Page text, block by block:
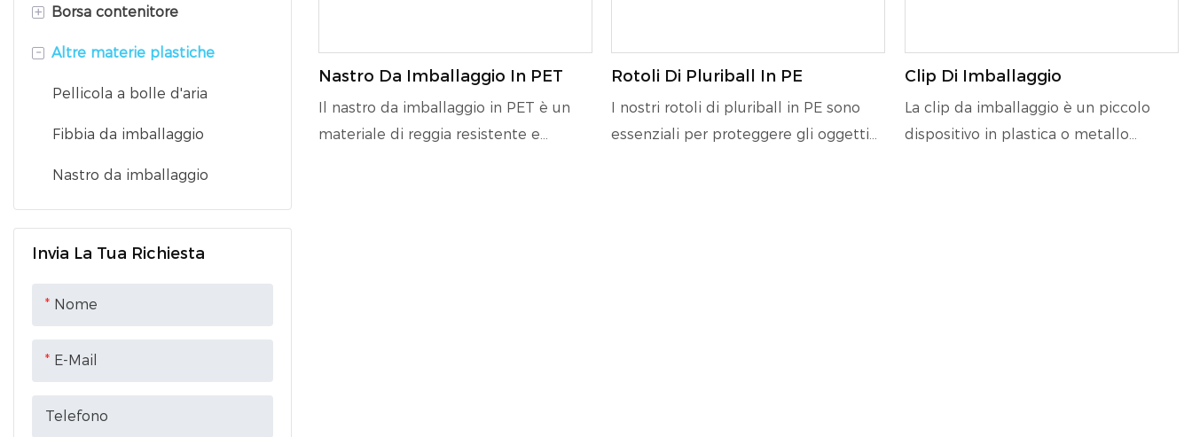
Borsa composita
Borsa in tessuto non tessuto
+ Borsa contenitore
Serbatoio flessibile
Sacco per rivestimento
- Altre materie plastiche
Pellicola a bolle d'aria
Fibbia da imballaggio
Nastro da imballaggio
Invia La Tua Richiesta
Nome
E-Mail
Telefono
Nastro Da Imballaggio In PET
Il nastro da imballaggio in PET è un
materiale di reggia resistente e
Rotoli Di Pluriball In PE
I nostri rotoli di pluriball in PE sono
essenziali per proteggere gli oggetti
Clip Di Imballaggio
La clip da imballaggio è un piccolo
dispositivo in plastica o metallo